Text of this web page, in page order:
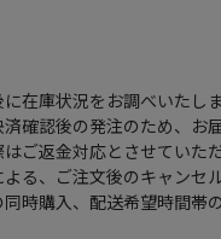
在庫状況をお調べいたしま
確認後の発注のため、お
ご返金対応とさせていただ
る、ご注文後のキャンセ
時購入、配送希望時間帯